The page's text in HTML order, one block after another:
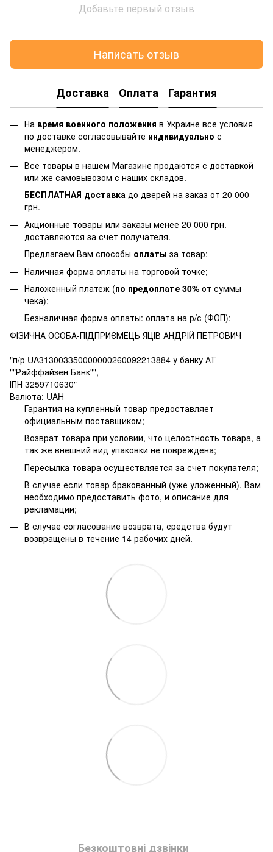
Добавьте первый отзыв
Написать отзыв
Доставка Оплата Гарантия
На время военного положения в Украине все условия
по доставке согласовывайте индивидуально с
менеджером.
Все товары в нашем Магазине продаются с доставкой
или же самовывозом с наших складов.
БЕСПЛАТНАЯ доставка до дверей на заказ от 20 000
грн.
Акционные товары или заказы менее 20 000 грн.
доставляются за счет получателя.
Предлагаем Вам способы оплаты за товар:
Наличная форма оплаты на торговой точке;
Наложенный платеж (по предоплате 30% от суммы
чека);
Безналичная форма оплаты: оплата на р/с (ФОП):
ФІЗИЧНА ОСОБА-ПІДПРИЄМЕЦЬ ЯЦІВ АНДРІЙ ПЕТРОВИЧ
"п/р UA313003350000000260092213884 у банку АТ
""Райффайзен Банк"",
ІПН 3259710630"
Валюта: UAH
Гарантия на купленный товар предоставляет
официальным поставщиком;
Возврат товара при условии, что целостность товара, а
так же внешний вид упаковки не повреждена;
Пересылка товара осуществляется за счет покупателя;
В случае если товар бракованный (уже уложенный), Вам
необходимо предоставить фото, и описание для
рекламации;
В случае согласование возврата, средства будут
возвращены в течение 14 рабочих дней.
Безкоштовні дзвінки